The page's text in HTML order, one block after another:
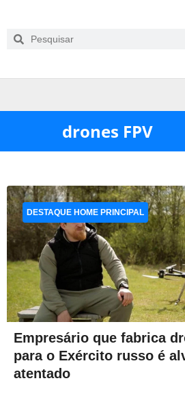
drones FPV
Empresário que fabrica
para o Exército russo é
atentado
DESTAQUE HOME PRINCIPAL